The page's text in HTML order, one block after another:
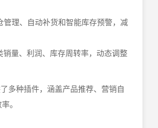
理、自动补货和智能库存预警，减
量、利润、库存周转率，动态调整
多种插件，涵盖产品推荐、营销自
。